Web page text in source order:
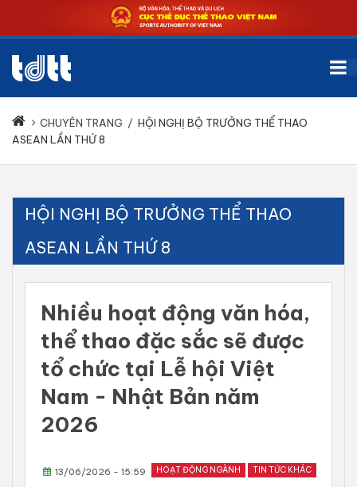
CHUYÊN TRANG / HỘI NGHỊ BỘ TRƯỞNG THỂ THAO
ASEAN LẦN THỨ 8
HỘI NGHỊ BỘ TRƯỞNG THỂ THAO
ASEAN LẦN THỨ 8
Nhiều hoạt động văn hóa,
thể thao đặc sắc sẽ được
tổ chức tại Lễ hội Việt
Nam - Nhật Bản năm
2026
HOẠT ĐỘNG NGÀNH TIN TỨC KHÁC
13/06/2026 - 15:59